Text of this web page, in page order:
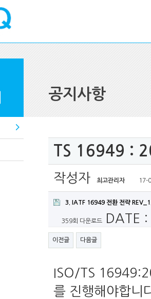
공지사항
TS 16949 :
작성자 최고관리자 17-
3. IATF 16949 전환 전략
359회 다운로드 DATE
이전글 다음글
ISO/TS
를 진행해야합니